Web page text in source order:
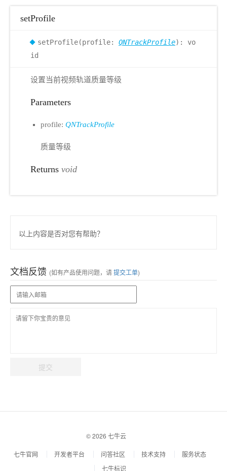
setProfile
setProfile(profile: QNTrackProfile): vo
id
设置当前视频轨道质量等级
Parameters
profile: QNTrackProfile
质量等级
Returns void
以上内容是否对您有帮助？
文档反馈 (如有产品使用问题，请提交工单)
提交
© 2026 七牛云
七牛官网 开发者平台 问答社区 技术支持
服务状态
七牛标识